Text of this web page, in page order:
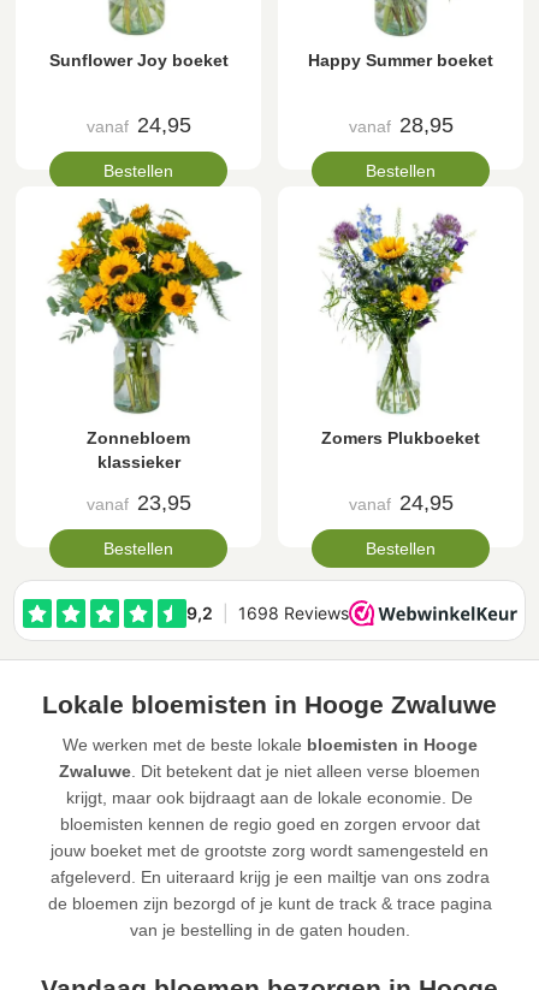
Sunflower Joy boeket
vanaf 24,95
Bestellen
Happy Summer boeket
vanaf 28,95
Bestellen
Zonnebloem
klassieker
vanaf 23,95
Bestellen
Zomers Plukboeket
vanaf 24,95
Bestellen
Lokale bloemisten in Hooge Zwaluwe
We werken met de beste lokale bloemisten in Hooge
Zwaluwe . Dit betekent dat je niet alleen verse bloemen
krijgt, maar ook bijdraagt aan de lokale economie. De
bloemisten kennen de regio goed en zorgen ervoor dat
jouw boeket met de grootste zorg wordt samengesteld en
afgeleverd. En uiteraard krijg je een mailtje van ons zodra
de bloemen zijn bezorgd of je kunt de track & trace pagina
van je bestelling in de gaten houden.